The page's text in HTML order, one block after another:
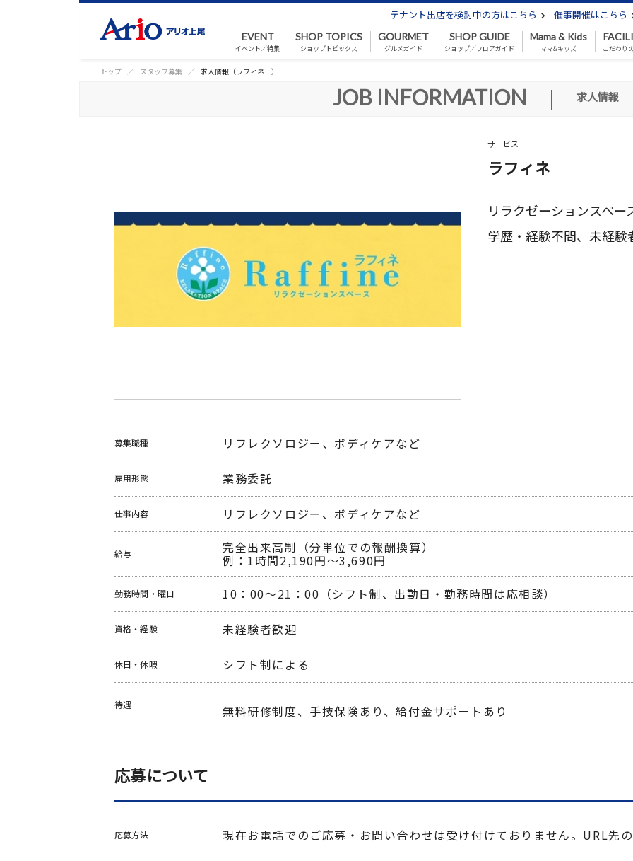
テナント出店を検討中の方はこちら 催事開催はこちら
EVENT
イベント／特集
SHOP TOPICS
ショップトピックス
GOURMET
グルメガイド
SHOP GUIDE
ショップ／フロアガイド
Mama & Kids
ママ&キッズ こだわり
トップ スタッフ募集 求人情報（ラフィネ ）
JOB INFORMATION | 求人情報
サービス
ラフィネ
リラクゼーション
学歴・経験不問、未経験
募集職種 リフレクソロジー、ボディケアなど
雇用形態 業務委託
仕事内容 リフレクソロジー、ボディケアなど
給与 完全出来高制（分単位での報酬換算）
例：1時間2,190円～3,690円
勤務時間 ・曜日 10：00～21：00（シフト制、出勤日・勤務時間は応相談）
資格・経験 未経験者歓迎
休日・休暇 シフト制による
待遇 無料研修制度、手技保険あり、給付金サポートあり
応募について
応募方法 現在お電話でのご応募・お問い合わせは受け付けておりません。URL先